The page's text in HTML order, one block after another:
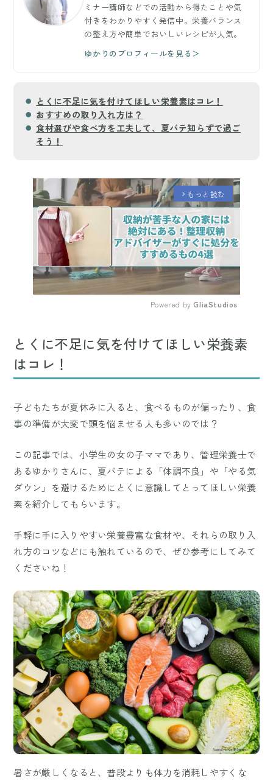
ミナー講師などでの活動から得たことや気
付きをわかりやすく発信中。栄養バランス
の整え方や簡単でおいしいレシピが人気。
ゆかりのプロフィールを見る＞
とくに不足に気を付けてほしい栄養素はコレ！
おすすめの取り入れ方は？
食材選びや食べ方を工夫して、夏バテ知らずで過ご
そう！
arrow_forward_ios もっと読む
Powered by GliaStudios
とくに不足に気を付けてほしい栄養素
はコレ！
子どもたちが夏休みに入ると、食べるものが偏ったり、食
事の準備が大変で頭を悩ませる人も多いのでは？
この記事では、小学生の女の子ママであり、管理栄養士で
あるゆかりさんに、夏バテによる「体調不良」や「やる気
ダウン」を避けるためにとくに意識してとってほしい栄養
素を紹介してもらいます。
手軽に手に入りやすい栄養豊富な食材や、それらの取り入
れ方のコツなどにも触れているので、ぜひ参考にしてみて
くださいね！
暑さが厳しくなると、普段よりも体力を消耗しやすくな